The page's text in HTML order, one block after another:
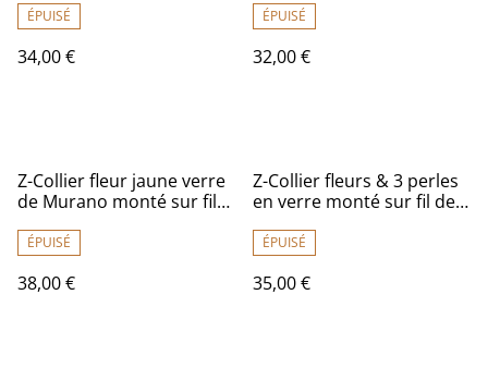
d'extension en acier
inoxydable doré -piece
unique
ÉPUISÉ
34,00 €
chaîne d'extension, pièce
unique
ÉPUISÉ
32,00 €
Z-Collier fleur jaune verre
de Murano monté sur fil
d'extension
ÉPUISÉ
38,00 €
Z-Collier fleurs & 3 perles
en verre monté sur fil de
d'extension en acier
inoxydable doré, pièce
unique
ÉPUISÉ
35,00 €